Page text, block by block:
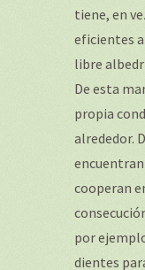
tiene, en
eficientes
libre
De esta
propia
alrededor.
cooperan
por
dientes